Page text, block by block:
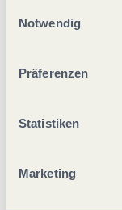
jederzeit
ablehnen" kann
Notwendig
Präferenzen
Statistiken
Marketing
Hygiene